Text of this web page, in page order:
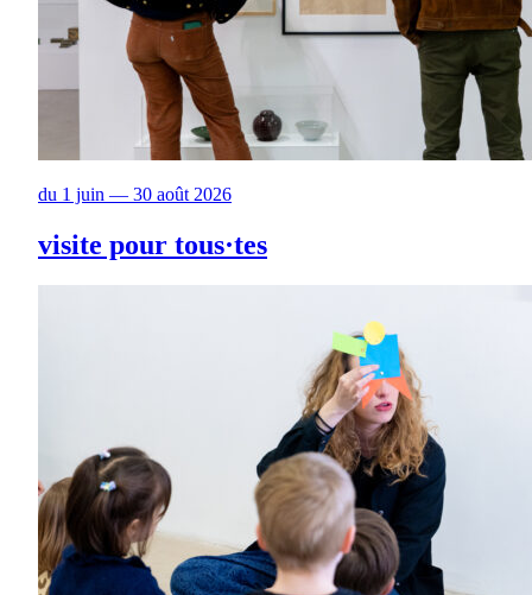
du 1 juin — 30 août 2026
visite pour tous·tes